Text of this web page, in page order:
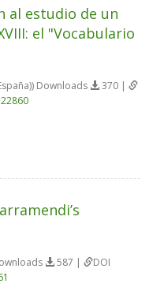
al estudio de un
el "Vocabulario
Downloads
370 |
587 |
DOI